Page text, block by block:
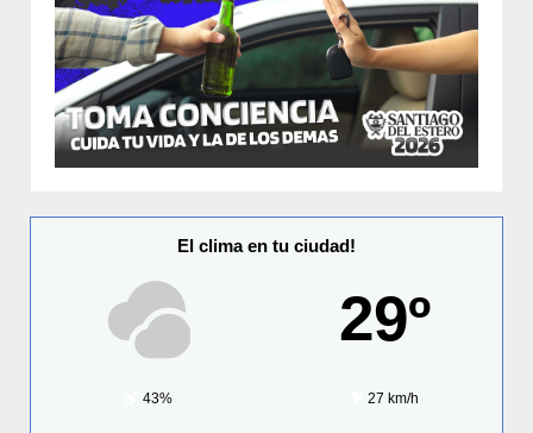
El clima en tu ciudad!
29º
43% 27 km/h